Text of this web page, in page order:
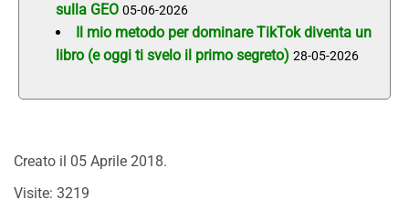
sulla GEO 05-06-2026
Il mio metodo per dominare TikTok diventa un
libro (e oggi ti svelo il primo segreto) 28-05-2026
Creato il 05 Aprile 2018.
Visite: 3219